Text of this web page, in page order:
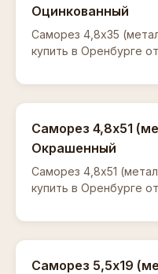
Оцинкованный
Саморез 4,8х35
купить в Оренбурге
Саморез 4,8х51
Окрашенный
Саморез 4,8х51
купить в Оренбурге
Саморез 5,5х19